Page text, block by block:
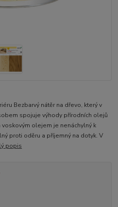
Bezbarvý nátěr na dřevo, který v
spojuje výhody přírodních olejů
voskovým olejem je nenáchylný k
proti oděru a příjemný na dotyk. V
popis